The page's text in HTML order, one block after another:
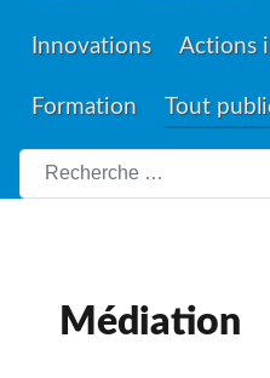
Innovations Actions
Formation Tout
Rechercher
Médiation